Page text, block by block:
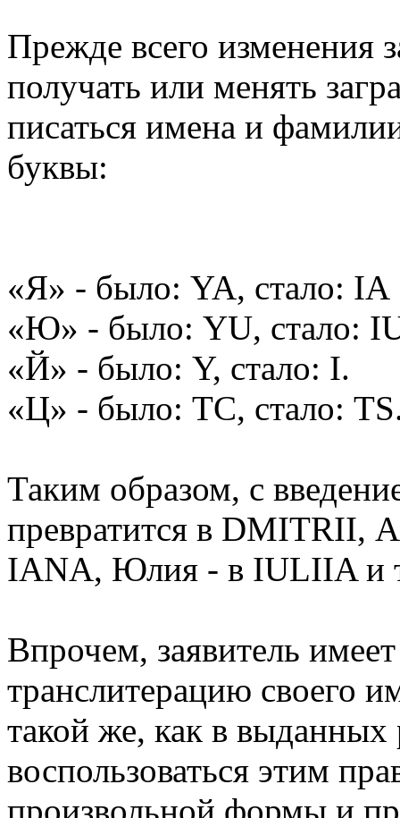
Прежде всего изменения
получать или менять
писаться имена и
буквы:
«Я» - было: YA, стало: IA
«Ю» - было: YU, стало:
«Й» - было: Y, стало: I.
«Ц» - было: TC, стало:
Таким образом, с
превратится в
IANA, Юлия - в IULIIA и
Впрочем, заявитель
транслитерацию своего
такой же, как в
воспользоваться этим